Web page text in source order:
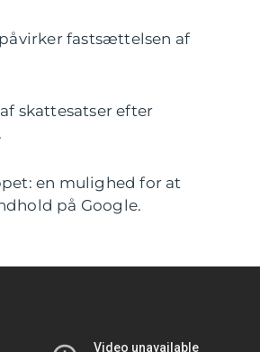
fastsættelsen af
skattesatser efter
en mulighed for at
på Google.